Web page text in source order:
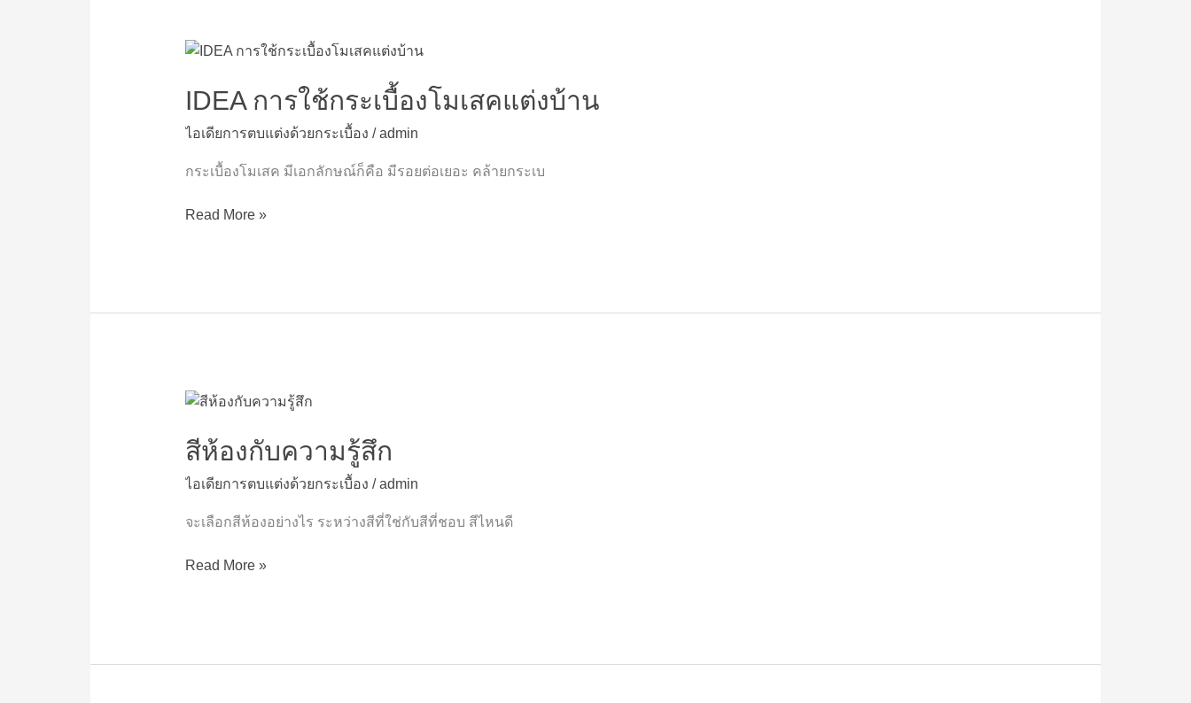
IDEA การใช้กระเบื้องโมเสคแต่งบ้าน
ไอเดียการตบแต่งด้วยกระเบื้อง /admin
กระเบื้องโมเสค มีเอกลักษณ์ก็คือ มีรอยต่อเยอะ คล้ายกระเบ
IDEA
ใช้
โม
Read More »
สีห้องกับความรู้สึก
ไอเดียการตบแต่งด้วยกระเบื้อง /admin
จะเลือกสีห้องอย่างไร ระหว่างสีที่ใช่กับสีที่ชอบ สีไหนดี
สี
กับ
รู้สึก
Read More »